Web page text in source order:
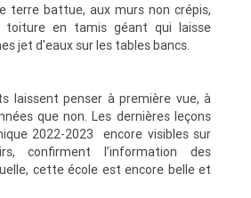
terre battue, aux murs non crépis,
en tamis géant qui laisse
jet d'eaux sur les tables bancs.
laissent penser à première vue, à
que non. Les dernières leçons
2022-2023 encore visibles sur
confirment l’information des
cette école est encore belle et